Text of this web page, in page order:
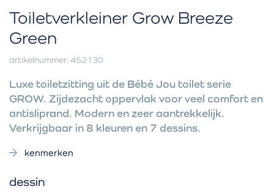
Toiletverkleiner Grow Breeze
Green
artikelnummer: 452130
Luxe toiletzitting uit de Bébé Jou toilet serie
GROW. Zijdezacht oppervlak voor veel comfort en
antisliprand. Modern en zeer aantrekkelijk.
Verkrijgbaar in 8 kleuren en 7 dessins.
kenmerken
dessin